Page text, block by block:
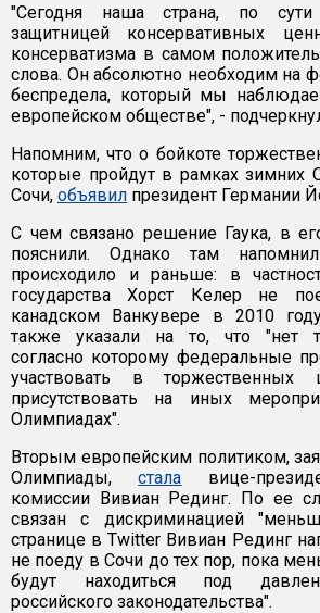
"Сегодня наша страна, по сути
защитницей консервативных
консерватизма в самом
слова. Он абсолютно необходим на
беспредела, который мы
европейском обществе", -
Напомним, что о бойкоте
которые пройдут в рамках зимних
Сочи, объявил президент Германии
С чем связано решение Гаука, в
пояснили. Однако там
происходило и раньше: в
государства Хорст Келер не
канадском Ванкувере в 2010
также указали на то, что "нет
согласно которому федеральные
участвовать в торжественных
присутствовать на иных
Олимпиадах".
Вторым европейским политиком,
Олимпиады,стала вице-
комиссии Вивиан Рединг. По ее
связан с дискриминацией
странице в Twitter Вивиан Рединг
не поеду в Сочи до тех пор, пока
будут находиться под
российского законодательства".